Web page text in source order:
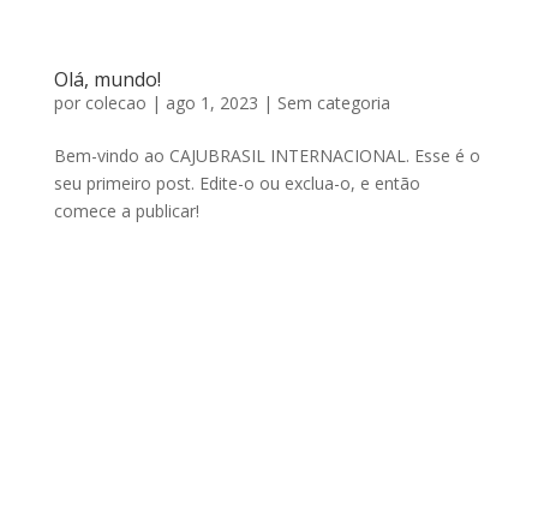
Olá, mundo!
por colecao | ago 1, 2023 | Sem categoria
Bem-vindo ao CAJUBRASIL INTERNACIONAL. Esse é o
seu primeiro post. Edite-o ou exclua-o, e então
comece a publicar!